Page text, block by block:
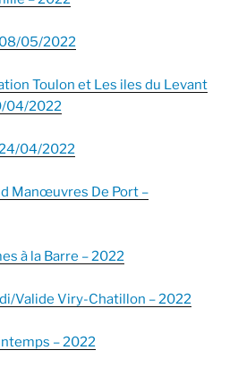
05/2022
Toulon et Les iles du Levant
04/2022
04/2022
Manœuvres De Port –
à la Barre – 2022
Valide Viry-Chatillon – 2022
– 2022